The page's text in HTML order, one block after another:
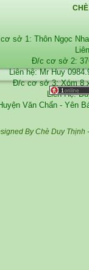
sở 1: Thôn Ngọc
Đ/c cơ sở 2:
Liên hệ: Mr Huy
Đ/c cơ sở 3: Xóm 8
Liên Hệ:
Văn Chấn - Yên
By Chè Duy Thịnh -